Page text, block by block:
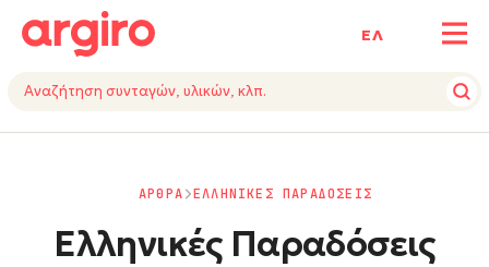
ΕΛ
ΑΡΘΡΑ ΕΛΛΗΝΙΚΕΣ ΠΑΡΑΔΟΣΕΙΣ
Ελληνικές Παραδόσεις